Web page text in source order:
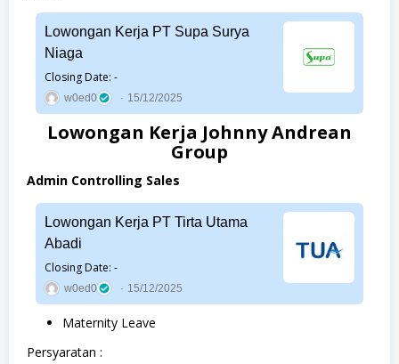
Lowongan Kerja PT Supa Surya
Niaga
Closing Date: -
w0ed0 15/12/2025
Lowongan Kerja Johnny Andrean
Group
Admin Controlling Sales
Lowongan Kerja PT Tirta Utama
Abadi
Closing Date: -
w0ed0 15/12/2025
Maternity Leave
Persyaratan :